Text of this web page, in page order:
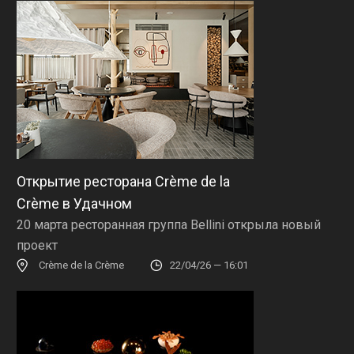
Открытие ресторана Crème de la
Crème в Удачном
20 марта ресторанная группа Bellini открыла новый
проект
Crème de la Crème 22/04/26 — 16:01